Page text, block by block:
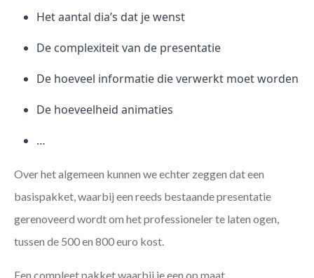
Het aantal dia’s dat je wenst
De complexiteit van de presentatie
De hoeveel informatie die verwerkt moet worden
De hoeveelheid animaties
…
Over het algemeen kunnen we echter zeggen dat een
basispakket, waarbij een reeds bestaande presentatie
gerenoveerd wordt om het professioneler te laten ogen,
tussen de 500 en 800 euro kost.
Een compleet pakket waarbij je een op maat